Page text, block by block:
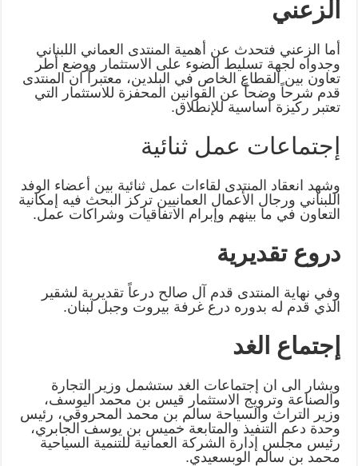
الزعني
أما الزعني فتحدث عن أهمية المنتدى العماني اللبناني
وجدواه لجهة تسليط الضوء ‏على الاستثمار ووضع أطر
تعاون بين القطاع الخاص في البلدين، معتبراً ان ‏المنتدى
قدم شرحاً وضحاً عن القوانين المحفزة للاستثمار التي
تعتبر ركيزة أساسية ‏للإنطلاق‎.‎
إجتماعات عمل ثنائية
وشهد انعقاد المنتدى لقاءات عمل ثنائية بين أعضاء الوفد
اللبناني ورجال الأعمال ‏العمانيين تركز البحث فيه إمكانية
التعاون في ما بينهم وإبرام الاتفاقيات وشراكات ‏عمل‎.‎
دروع تقديرية
وفي نهاية المنتدى قدم آل صالح درعاً تقديرية لشقير
الذي قدم له بدوره درع غرفة ‏بيروت وجبل لبنان‎.‎
إجتماع الغد
ويشار الى ان إجتماعات الغد ستشمل وزير التجارة
والصناعة وترويج الاستثمار ‏قيس بن محمد اليوسف،
وزير التراث والسياحة سالم بن محمد المحروقي، رئيس
وحدة ‏دعم التنفيذ والمتابعة خميس بن يوسف الجابري،
رئيس مجلس إدارة الشركة ‏العمانية للتنمية السياحية
محمد بن سالم الوبسعيدي‎.‎